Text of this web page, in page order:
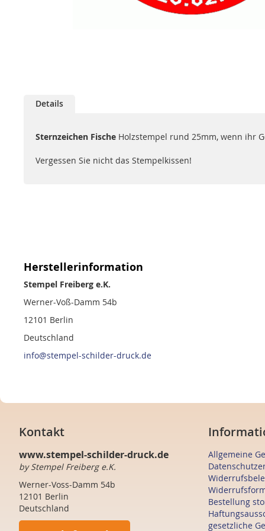
der
springen
Details
Sternzeichen Fische Holzstempel rund 25mm, wenn ihr
Vergessen Sie nicht das Stempelkissen!
Herstellerinformation
Stempel Freiberg e.K.
Werner-Voß-Damm 54b
12101 Berlin
Deutschland
info@stempel-schilder-druck.de
Kontakt
www.stempel-schilder-druck.de
by Stempel Freiberg e.K.
Werner-Voss-Damm 54b
12101 Berlin
Deutschland
Allgemeine
Bestellung
gesetzliche